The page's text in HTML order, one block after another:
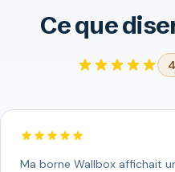
Ce que
Ma borne Wallbox affichait